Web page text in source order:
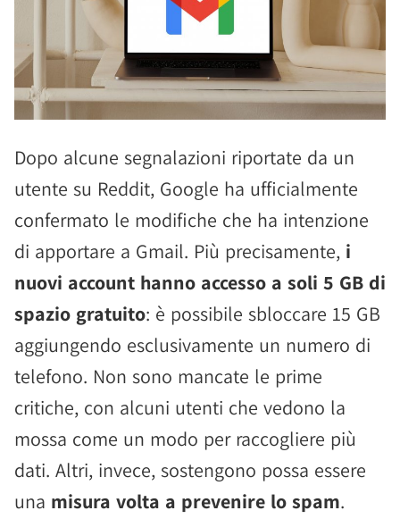
Dopo alcune segnalazioni riportate da un
utente su Reddit, Google ha ufficialmente
confermato le modifiche che ha intenzione
di apportare a Gmail. Più precisamente, i
nuovi account hanno accesso a soli 5 GB di
spazio gratuito: è possibile sbloccare 15 GB
aggiungendo esclusivamente un numero di
telefono. Non sono mancate le prime
critiche, con alcuni utenti che vedono la
mossa come un modo per raccogliere più
dati. Altri, invece, sostengono possa essere
una misura volta a prevenire lo spam.